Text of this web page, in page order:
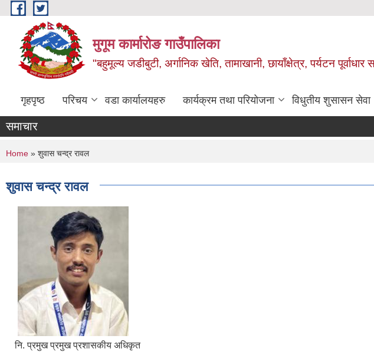
Skip to main content
मुगूम कार्मारोङ गाउँपालिका
"बहुमूल्य जडीबुटी, अर्गानिक खेति, तामाखानी, छायाँक्षेत्र, पर्यटन
गृहपृष्ठ परिचय वडा कार्यालयहरु कार्यक्रम तथा परियोजना विधुतीय शुसासन सेवा
समाचार
You are here
Home » शुवास चन्द्र रावल
शुवास चन्द्र रावल
नि. प्रमुख प्रमुख प्रशासकीय अधिकृत